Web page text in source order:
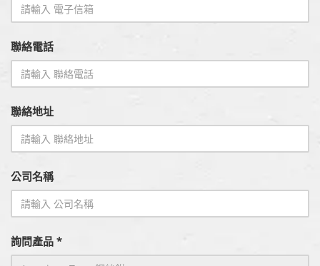
聯絡電話
聯絡地址
公司名稱
詢問產品 *